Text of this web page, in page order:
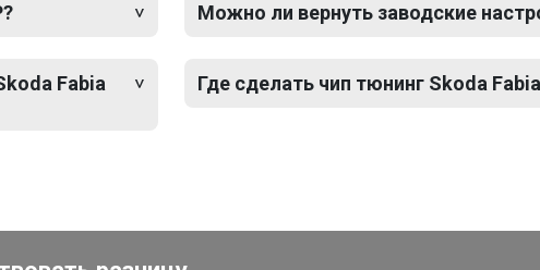
Fabia
Можно ли вернуть заводские
Где сделать чип тюнинг Skoda